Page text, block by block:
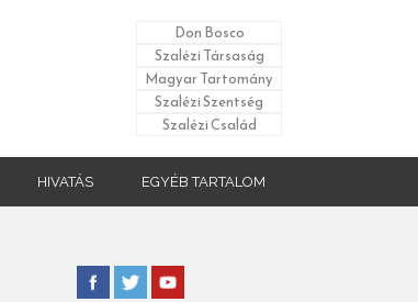
Don Bosco
Szalézi Társaság
Magyar Tartomány
Szalézi Szentség
Szalézi Család
HIVATÁS EGYÉB TARTALOM